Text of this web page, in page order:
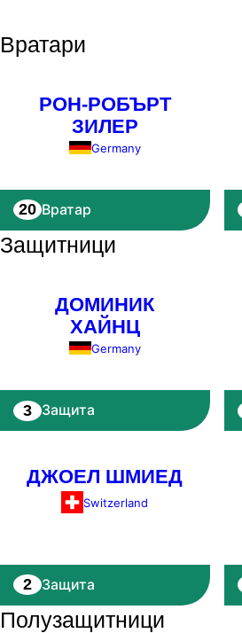
Вратари
РОН-РОБЪРТ
ЗИЛЕР
Germany
20 Вратар
Защитници
ДОМИНИК
ХАЙНЦ
Germany
3 Защита
ДЖОЕЛ ШМИЕД
Switzerland
2 Защита
Полузащитници